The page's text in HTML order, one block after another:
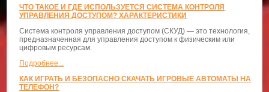
ЧТО ТАКОЕ И ГДЕ ИСПОЛЬЗУЕТСЯ СИСТЕМА КОНТРОЛЯ
УПРАВЛЕНИЯ ДОСТУПОМ? ХАРАКТЕРИСТИКИ
Система контроля управления доступом (СКУД) — это технология,
предназначенная для управления доступом к физическим или
цифровым ресурсам.
Подробнее...
КАК ИГРАТЬ И БЕЗОПАСНО СКАЧАТЬ ИГРОВЫЕ АВТОМАТЫ НА
ТЕЛЕФОН?